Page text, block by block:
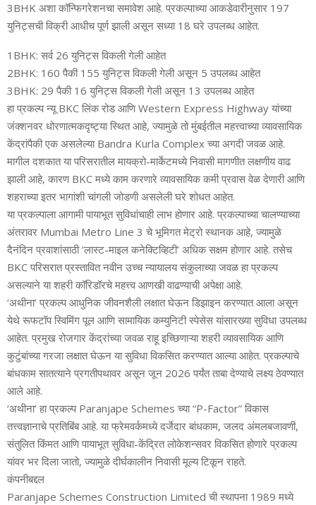
3BHK अशा कॉन्फिगरेशनचा समावेश आहे. प्रकल्पाच्या आकडेवारीनुसार 197
युनिट्सची विक्री आधीच पूर्ण झाली असून सध्या 18 घरे उपलब्ध आहेत.
1BHK: सर्व 26 युनिट्स विकली गेली आहेत
2BHK: 160 पैकी 155 युनिट्स विकली गेली असून 5 उपलब्ध आहेत
3BHK: 29 पैकी 16 युनिट्स विकली गेली असून 13 उपलब्ध आहेत
हा प्रकल्प न्यू BKC लिंक रोड आणि Western Express Highway यांच्या
जंक्शनवर धोरणात्मकदृष्ट्या स्थित आहे, ज्यामुळे तो मुंबईतील महत्त्वाच्या व्यावसायिक
केंद्रांपैकी एक असलेल्या Bandra Kurla Complex च्या अगदी जवळ आहे.
मागील दशकात या परिसरातील मायक्रो-मार्केटमध्ये निवासी मागणीत लक्षणीय वाढ
झाली आहे, कारण BKC मध्ये काम करणारे व्यावसायिक कमी प्रवास वेळ देणारी आणि
शहराच्या इतर भागांशी चांगली जोडणी असलेली घरे शोधत आहेत.
या प्रकल्पाला आगामी पायाभूत सुविधांचाही लाभ होणार आहे. प्रकल्पाच्या चालण्याच्या
अंतरावर Mumbai Metro Line 3 चे भूमिगत मेट्रो स्थानक आहे, ज्यामुळे
दैनंदिन प्रवाशांसाठी ‘लास्ट-माइल कनेक्टिव्हिटी’ अधिक सक्षम होणार आहे. तसेच
BKC परिसरात प्रस्तावित नवीन उच्च न्यायालय संकुलाच्या जवळ हा प्रकल्प
असल्याने या शहरी कॉरिडॉरचे महत्त्व आणखी वाढण्याची अपेक्षा आहे.
‘अथीना’ प्रकल्प आधुनिक जीवनशैली लक्षात घेऊन डिझाइन करण्यात आला असून
येथे रूफटॉप स्विमिंग पूल आणि सामायिक कम्युनिटी स्पेसेस यांसारख्या सुविधा उपलब्ध
आहेत. प्रमुख रोजगार केंद्रांच्या जवळ राहू इच्छिणाऱ्या शहरी व्यावसायिक आणि
कुटुंबांच्या गरजा लक्षात घेऊन या सुविधा विकसित करण्यात आल्या आहेत. प्रकल्पाचे
बांधकाम सातत्याने प्रगतीपथावर असून जून 2026 पर्यंत ताबा देण्याचे लक्ष्य ठेवण्यात
आले आहे.
‘अथीना’ हा प्रकल्प Paranjape Schemes च्या “P-Factor” विकास
तत्त्वज्ञानाचे प्रतिबिंब आहे. या फ्रेमवर्कमध्ये दर्जेदार बांधकाम, जलद अंमलबजावणी,
संतुलित किंमत आणि पायाभूत सुविधा-केंद्रित लोकेशन्सवर विकसित होणारे प्रकल्प
यांवर भर दिला जातो, ज्यामुळे दीर्घकालीन निवासी मूल्य टिकून राहते.
कंपनीबद्दल
Paranjape Schemes Construction Limited ची स्थापना 1989 मध्ये